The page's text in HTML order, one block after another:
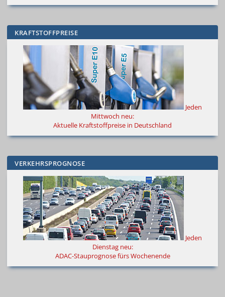
KRAFTSTOFFPREISE
Jeden
Mittwoch neu:
Aktuelle Kraftstoffpreise in Deutschland
VERKEHRSPROGNOSE
Jeden
Dienstag neu:
ADAC-Stauprognose fürs Wochenende